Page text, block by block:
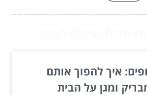
איך להפוך אותם
ומגן על הבית